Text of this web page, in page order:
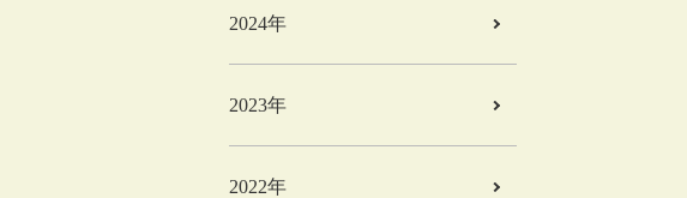
2024年
2023年
2022年